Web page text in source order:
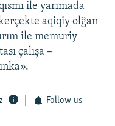
ile yarımada
aqiqiy olğan
ile memuriy
çalışa –
Follow us